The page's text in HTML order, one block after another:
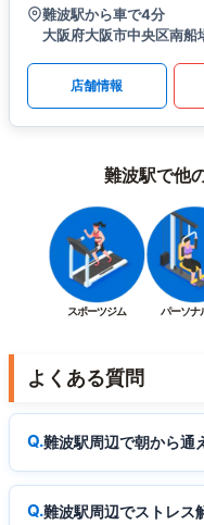
難波駅から車で4分
大阪府大阪市中央区南
店舗情報
難波駅で他
スポーツジム パーソナ
よくある質問
難波駅周辺で朝から通
難波駅周辺でストレス